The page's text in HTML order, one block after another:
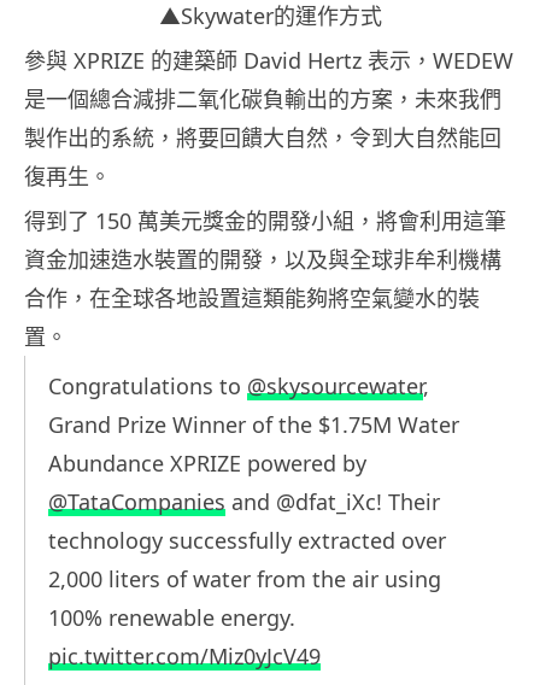
▲Skywater的運作方式
參與 XPRIZE 的建築師 David Hertz 表示，WEDEW
是一個總合減排二氧化碳負輸出的方案，未來我們
製作出的系統，將要回饋大自然，令到大自然能回
復再生。
得到了 150 萬美元獎金的開發小組，將會利用這筆
資金加速造水裝置的開發，以及與全球非牟利機構
合作，在全球各地設置這類能夠將空氣變水的裝
置。
Congratulations to @skysourcewater,
Grand Prize Winner of the $1.75M Water
Abundance XPRIZE powered by
@TataCompanies and @dfat_iXc! Their
technology successfully extracted over
2,000 liters of water from the air using
100% renewable energy.
pic.twitter.com/Miz0yJcV49